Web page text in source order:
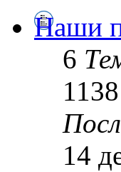
Наши
6
1138
14